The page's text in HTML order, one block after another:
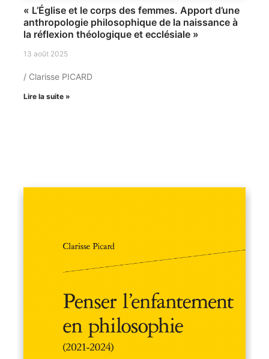
« L’Église et le corps des femmes. Apport d’une
anthropologie philosophique de la naissance à
la réflexion théologique et ecclésiale »
13 août 2025
/ Clarisse PICARD
Lire la suite »